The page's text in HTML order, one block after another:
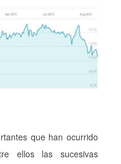
que han ocurrido
ellos las sucesivas